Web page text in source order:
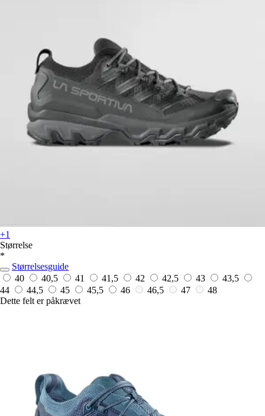
+1
Størrelse
*
Størrelsesguide
40
40,5 41 41,5 42 42,5 43
43,5
44
44,5 45 45,5 46 46,5 47
48
Dette felt er påkrævet